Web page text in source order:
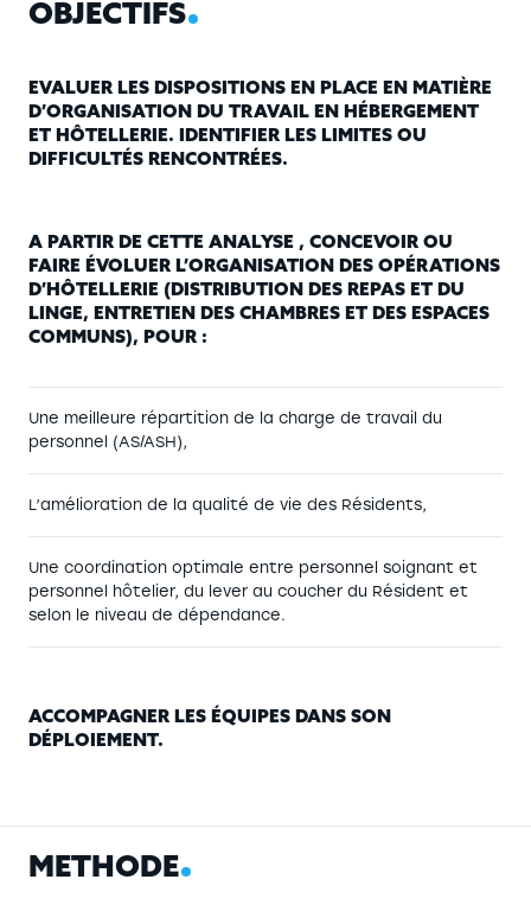
OBJECTIFS
EVALUER LES DISPOSITIONS EN PLACE EN MATIÈRE
D’ORGANISATION DU TRAVAIL EN HÉBERGEMENT
ET HÔTELLERIE. IDENTIFIER LES LIMITES OU
DIFFICULTÉS RENCONTRÉES.
A PARTIR DE CETTE ANALYSE , CONCEVOIR OU
FAIRE ÉVOLUER L’ORGANISATION DES OPÉRATIONS
D’HÔTELLERIE (DISTRIBUTION DES REPAS ET DU
LINGE, ENTRETIEN DES CHAMBRES ET DES ESPACES
COMMUNS), POUR :
Une meilleure répartition de la charge de travail du
personnel (AS/ASH),
L’amélioration de la qualité de vie des Résidents,
Une coordination optimale entre personnel soignant et
personnel hôtelier, du lever au coucher du Résident et
selon le niveau de dépendance.
ACCOMPAGNER LES ÉQUIPES DANS SON
DÉPLOIEMENT.
MÉTHODE